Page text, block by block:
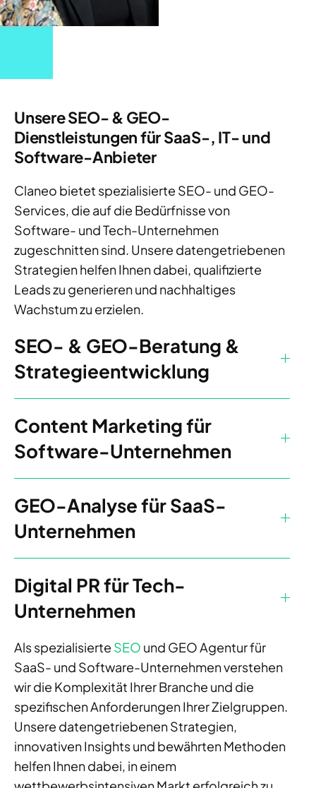
Unsere SEO- & GEO-
Dienstleistungen für SaaS-, IT- und
Software-Anbieter
Claneo bietet spezialisierte SEO- und GEO-
Services, die auf die Bedürfnisse von
Software- und Tech-Unternehmen
zugeschnitten sind. Unsere datengetriebenen
Strategien helfen Ihnen dabei, qualifizierte
Leads zu generieren und nachhaltiges
Wachstum zu erzielen.
SEO- & GEO-Beratung &
Strategieentwicklung
Content Marketing für
Software-Unternehmen
GEO-Analyse für SaaS-
Unternehmen
Digital PR für Tech-
Unternehmen
Als spezialisierte SEO und GEO Agentur für
SaaS- und Software-Unternehmen verstehen
wir die Komplexität Ihrer Branche und die
spezifischen Anforderungen Ihrer Zielgruppen.
Unsere datengetriebenen Strategien,
innovativen Insights und bewährten Methoden
helfen Ihnen dabei, in einem